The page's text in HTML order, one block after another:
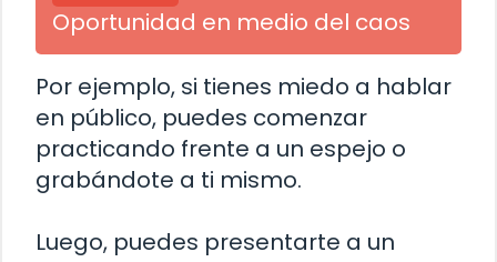
Oportunidad en medio del caos
Por ejemplo, si tienes miedo a hablar
en público, puedes comenzar
practicando frente a un espejo o
grabándote a ti mismo.
Luego, puedes presentarte a un